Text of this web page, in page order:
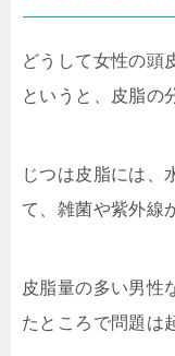
どうして女性の頭
というと、皮脂の
じつは皮脂には、
て、雑菌や紫外線
皮脂量の多い男性
たところで問題は